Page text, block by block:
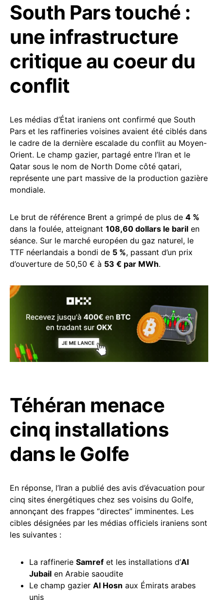
South Pars touché :
une infrastructure
critique au coeur du
conflit
Les médias d’État iraniens ont confirmé que South
Pars et les raffineries voisines avaient été ciblés dans
le cadre de la dernière escalade du conflit au Moyen-
Orient. Le champ gazier, partagé entre l’Iran et le
Qatar sous le nom de North Dome côté qatari,
représente une part massive de la production gazière
mondiale.
Le brut de référence Brent a grimpé de plus de 4 %
dans la foulée, atteignant 108,60 dollars le baril en
séance. Sur le marché européen du gaz naturel, le
TTF néerlandais a bondi de 5 %, passant d’un prix
d’ouverture de 50,50 € à 53 € par MWh.
Téhéran menace
cinq installations
dans le Golfe
En réponse, l’Iran a publié des avis d’évacuation pour
cinq sites énergétiques chez ses voisins du Golfe,
annonçant des frappes “directes” imminentes. Les
cibles désignées par les médias officiels iraniens sont
les suivantes :
La raffinerie Samref et les installations d’Al
Jubail en Arabie saoudite
Le champ gazier Al Hosn aux Émirats arabes
unis